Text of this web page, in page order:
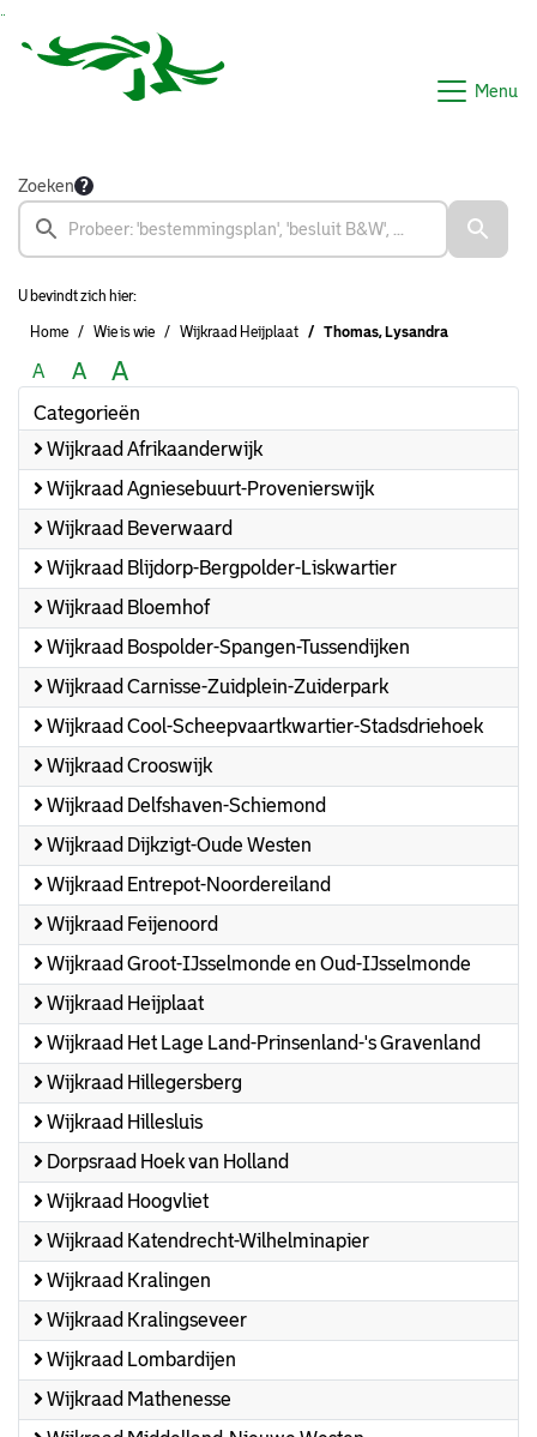
Menu
Zoeken
U bevindt zich hier:
Home Wie is wie Wijkraad Heijplaat Thomas, Lysandra
A A A
Categorieën
Wijkraad Afrikaanderwijk
Wijkraad Agniesebuurt-Provenierswijk
Wijkraad Beverwaard
Wijkraad Blijdorp-Bergpolder-Liskwartier
Wijkraad Bloemhof
Wijkraad Bospolder-Spangen-Tussendijken
Wijkraad Carnisse-Zuidplein-Zuiderpark
Wijkraad Cool-Scheepvaartkwartier-Stadsdriehoek
Wijkraad Crooswijk
Wijkraad Delfshaven-Schiemond
Wijkraad Dijkzigt-Oude Westen
Wijkraad Entrepot-Noordereiland
Wijkraad Feijenoord
Wijkraad Groot-IJsselmonde en Oud-IJsselmonde
Wijkraad Heijplaat
Wijkraad Het Lage Land-Prinsenland-'s Gravenland
Wijkraad Hillegersberg
Wijkraad Hillesluis
Dorpsraad Hoek van Holland
Wijkraad Hoogvliet
Wijkraad Katendrecht-Wilhelminapier
Wijkraad Kralingen
Wijkraad Kralingseveer
Wijkraad Lombardijen
Wijkraad Mathenesse